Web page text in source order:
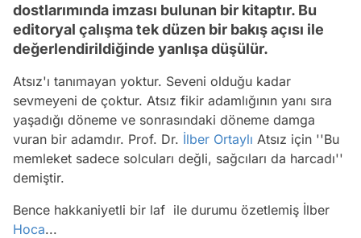
dostlarımında imzası bulunan bir kitaptır. Bu
editoryal çalışma tek düzen bir bakış açısı ile
değerlendirildiğinde yanlışa düşülür.
Atsız'ı tanımayan yoktur. Seveni olduğu kadar
sevmeyeni de çoktur. Atsız fikir adamlığının yanı sıra
yaşadığı döneme ve sonrasındaki döneme damga
vuran bir adamdır. Prof. Dr. İlber Ortaylı Atsız için ''Bu
memleket sadece solcuları değli, sağcıları da harcadı''
demiştir.
Bence hakkaniyetli bir laf ile durumu özetlemiş İlber
Hoca...